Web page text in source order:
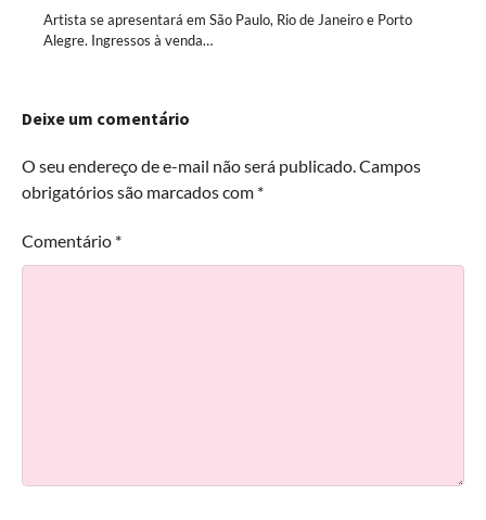
Artista se apresentará em São Paulo, Rio de Janeiro e Porto
Alegre. Ingressos à venda…
Deixe um comentário
O seu endereço de e-mail não será publicado.Campos
obrigatórios são marcados com *
Comentário *